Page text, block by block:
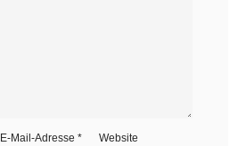
E-Mail-Adresse * Website